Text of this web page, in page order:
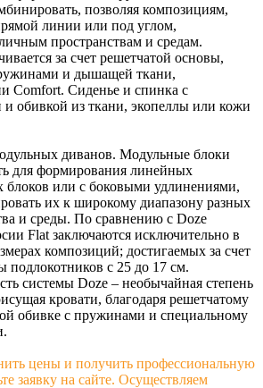
позволяя композициям,
линии или под углом,
пространствам и средам.
за счет решетчатой ​​основы,
и дышащей ткани,
Comfort. Сиденье и спинка с
и обивкой из ткани, экопеллы или кожи
диванов. Модульные блоки
для формирования линейных
блоков или с боковыми удлинениями,
их к широкому диапазону разных
и среды. По сравнению с Doze
Flat заключаются исключительно в
композиций; достигаемых за счет
с 25 до 17 см.
системы Doze – необычайная степень
кровати, благодаря решетчатому
обивке с пружинами и специальному
цены и получить профессиональную
заявку на сайте. Осуществляем